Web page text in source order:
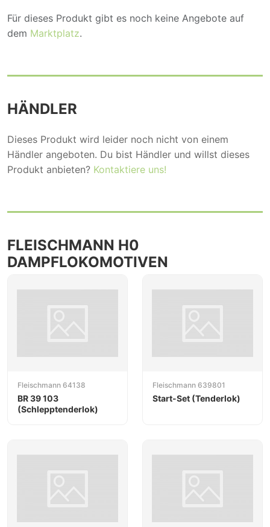
Für dieses Produkt gibt es noch keine Angebote auf
dem Marktplatz.
HÄNDLER
Dieses Produkt wird leider noch nicht von einem
Händler angeboten. Du bist Händler und willst dieses
Produkt anbieten? Kontaktiere uns!
FLEISCHMANN H0
DAMPFLOKOMOTIVEN
Fleischmann 64138
BR 39 103
(Schlepptenderlok)
Fleischmann 639801
Start-Set (Tenderlok)